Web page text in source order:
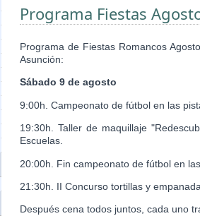
Programa Fiestas
Programa de Fiestas Romancos
Asunción:
Sábado 9 de agosto
9:00h. Campeonato de fútbol en las
19:30h. Taller de maquillaje
Escuelas.
20:00h. Fin campeonato de fútbol en l
21:30h. II Concurso tortillas y
Después cena todos juntos, cada uno